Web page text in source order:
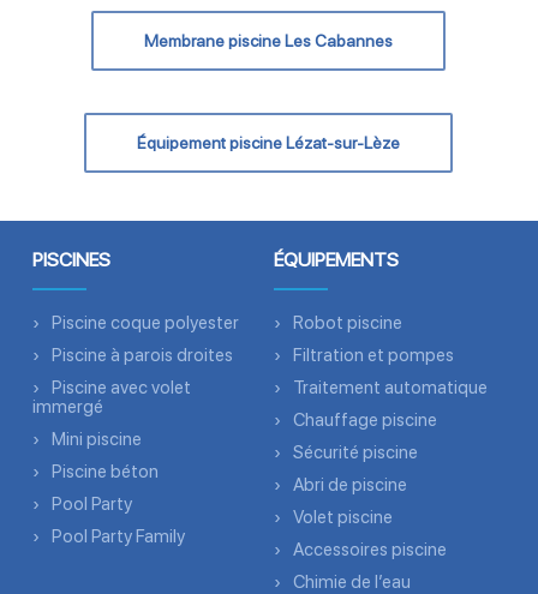
Membrane piscine Les Cabannes
Équipement piscine Lézat-sur-Lèze
PISCINES
Piscine coque polyester
Piscine à parois droites
Piscine avec volet
immergé
Mini piscine
Piscine béton
Pool Party
Pool Party Family
ÉQUIPEMENTS
Robot piscine
Filtration et pompes
Traitement automatique
Chauffage piscine
Sécurité piscine
Abri de piscine
Volet piscine
Accessoires piscine
Chimie de l’eau